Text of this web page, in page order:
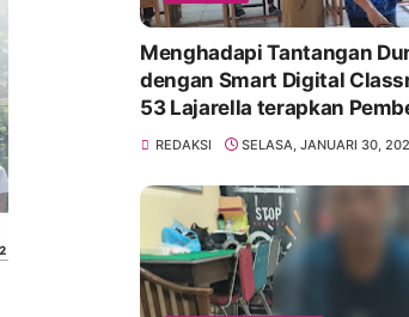
Menghadapi Tantangan
dengan Smart Digital
53 Lajarella terapkan
Class Device
REDAKSI SELASA, JANUARI 30,